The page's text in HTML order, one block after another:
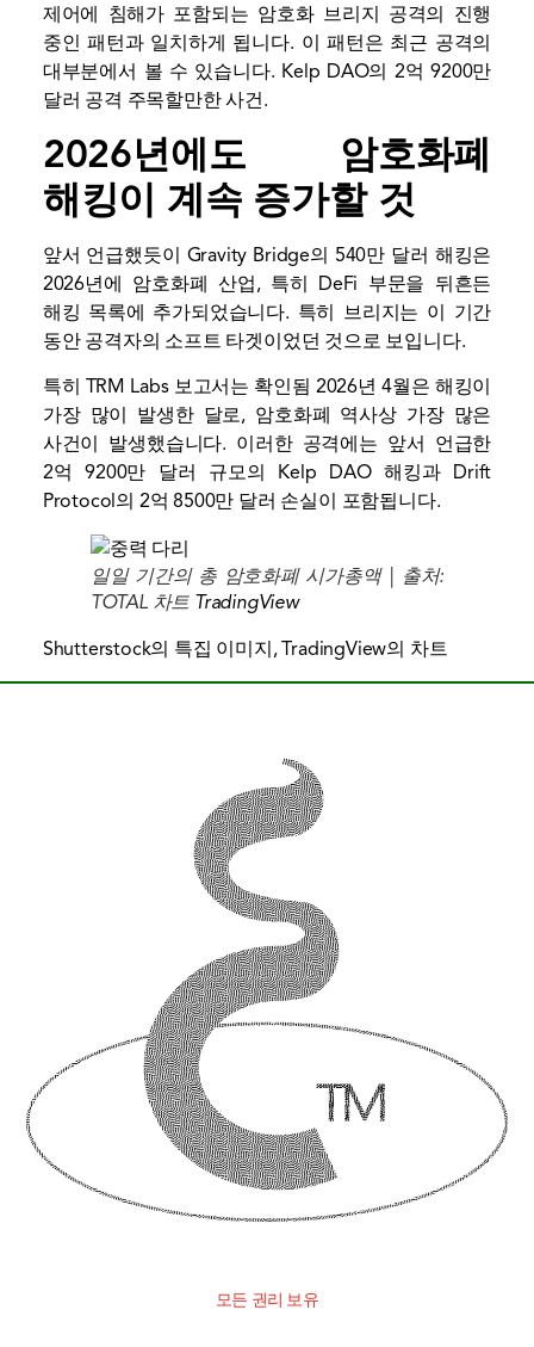
제어에 침해가 포함되는 암호화 브리지 공격의 진행
중인 패턴과 일치하게 됩니다. 이 패턴은 최근 공격의
대부분에서 볼 수 있습니다. Kelp DAO의 2억 9200만
달러 공격 주목할만한 사건.
2026년에도 암호화폐
해킹이 계속 증가할 것
앞서 언급했듯이 Gravity Bridge의 540만 달러 해킹은
2026년에 암호화폐 산업, 특히 DeFi 부문을 뒤흔든
해킹 목록에 추가되었습니다. 특히 브리지는 이 기간
동안 공격자의 소프트 타겟이었던 것으로 보입니다.
특히 TRM Labs 보고서는 확인됨 2026년 4월은 해킹이
가장 많이 발생한 달로, 암호화폐 역사상 가장 많은
사건이 발생했습니다. 이러한 공격에는 앞서 언급한
2억 9200만 달러 규모의 Kelp DAO 해킹과 Drift
Protocol의 2억 8500만 달러 손실이 포함됩니다.
일일 기간의 총 암호화폐 시가총액 | 출처:
TOTAL 차트 TradingView
Shutterstock의 특집 이미지, TradingView의 차트
모든 권리 보유